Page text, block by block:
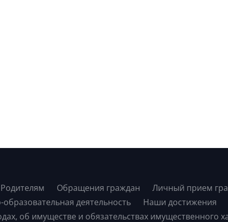
Родителям Обращения граждан
Личный прием
деятельность Наши достижения
об имуществе и обязательствах имущественного